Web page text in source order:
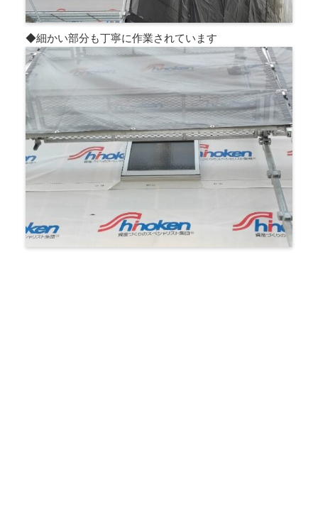
◆細かい部分も丁寧に作業されています